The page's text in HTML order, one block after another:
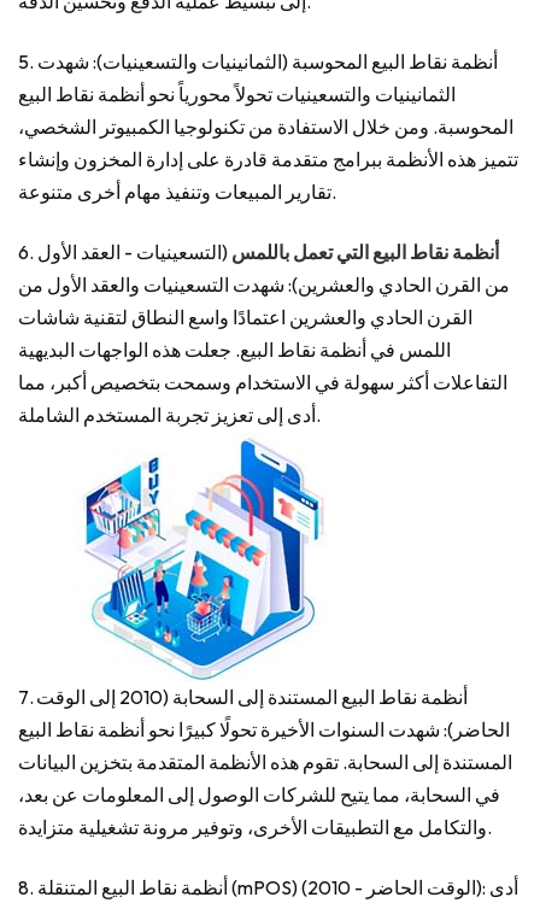
5. أنظمة نقاط البيع المحوسبة (الثمانينيات والتسعينيات): شهدت
الثمانينيات والتسعينيات تحولاً محورياً نحو أنظمة نقاط البيع
المحوسبة. ومن خلال الاستفادة من تكنولوجيا الكمبيوتر الشخصي،
تتميز هذه الأنظمة ببرامج متقدمة قادرة على إدارة المخزون وإنشاء
تقارير المبيعات وتنفيذ مهام أخرى متنوعة.
6. أنظمة نقاط البيع التي تعمل باللمس (التسعينيات - العقد الأول
من القرن الحادي والعشرين): شهدت التسعينيات والعقد الأول من
القرن الحادي والعشرين اعتمادًا واسع النطاق لتقنية شاشات
اللمس في أنظمة نقاط البيع. جعلت هذه الواجهات البديهية
التفاعلات أكثر سهولة في الاستخدام وسمحت بتخصيص أكبر، مما
أدى إلى تعزيز تجربة المستخدم الشاملة.
7. أنظمة نقاط البيع المستندة إلى السحابة (2010 إلى الوقت
الحاضر): شهدت السنوات الأخيرة تحولًا كبيرًا نحو أنظمة نقاط البيع
المستندة إلى السحابة. تقوم هذه الأنظمة المتقدمة بتخزين البيانات
في السحابة، مما يتيح للشركات الوصول إلى المعلومات عن بعد،
والتكامل مع التطبيقات الأخرى، وتوفير مرونة تشغيلية متزايدة.
8. أنظمة نقاط البيع المتنقلة (mPOS) (2010 - الوقت الحاضر): أدى